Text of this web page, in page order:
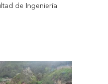
de Ingeniería